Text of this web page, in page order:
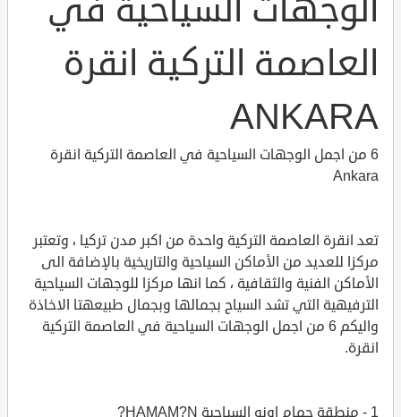
العاصمة التركية انقرة
ANKARA
6 من اجمل الوجهات السياحية في العاصمة التركية انقرة
Ankara
تعد انقرة العاصمة التركية واحدة من اكبر مدن تركيا ، وتعتبر
مركزا للعديد من الأماكن السياحية والتاريخية بالإضافة الى
الأماكن الفنية والثقافية ، كما انها مركزا للوجهات السياحية
الترفيهية التي تشد السياح بجمالها وبجمال طبيعهتا الاخاذة
واليكم 6 من اجمل الوجهات السياحية في العاصمة التركية
انقرة.
1 - منطقة حمام اونو السياحية HAMAM?N?